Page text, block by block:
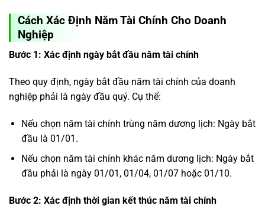
Cách Xác Định Năm Tài Chính Cho Doanh
Nghiệp
Bước 1: Xác định ngày bắt đầu năm tài chính
Theo quy định, ngày bắt đầu năm tài chính của doanh
nghiệp phải là ngày đầu quý. Cụ thể:
Nếu chọn năm tài chính trùng năm dương lịch: Ngày bắt
đầu là 01/01.
Nếu chọn năm tài chính khác năm dương lịch: Ngày bắt
đầu phải là ngày 01/01, 01/04, 01/07 hoặc 01/10.
Bước 2: Xác định thời gian kết thúc năm tài chính